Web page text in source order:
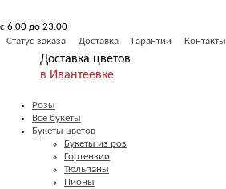
с 6:00 до 23:00
Статус заказа
Доставка Гарантии Контакты
Доставка цветов
в Ивантеевке
Розы
Все букеты
Букеты цветов
Букеты из роз
Гортензии
Тюльпаны
Пионы